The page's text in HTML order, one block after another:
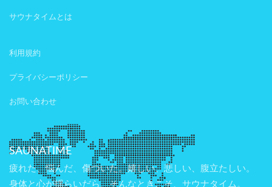
サウナタイムとは
利用規約
プライバシーポリシー
お問い合わせ
SAUNATIME
疲れた、悩んだ、傷ついた。嬉しい、悲しい、腹立たしい。
身体と心が揺らいだら、そんなときこそ、サウナタイム。